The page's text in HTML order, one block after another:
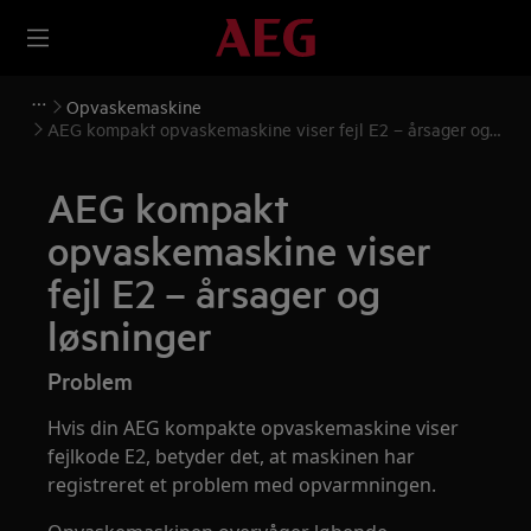
Opvaskemaskine
AEG kompakt opvaskemaskine viser fejl E2 – årsager og
AEG kompakt
opvaskemaskine viser
fejl E2 – årsager og
løsninger
Problem
Hvis din AEG kompakte opvaskemaskine viser
fejlkode E2, betyder det, at maskinen har
registreret et problem med opvarmningen.